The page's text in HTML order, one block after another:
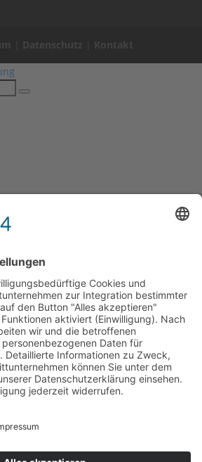
Datenschutz Kontakt
07.01.2026
bei der